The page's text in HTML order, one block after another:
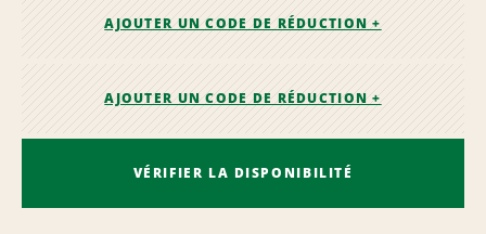
AJOUTER UN CODE DE RÉDUCTION +
AJOUTER UN CODE DE RÉDUCTION +
VÉRIFIER LA DISPONIBILITÉ